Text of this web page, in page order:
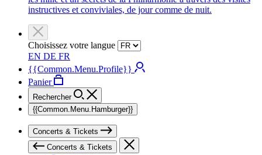
instructives et conviviales, de jour comme de nuit.
Choisissez votre langue
EN DE FR
{{Common.Menu.Profile}}
Panier
Rechercher
{{Common.Menu.Hamburger}}
Concerts & Tickets
Concerts & Tickets